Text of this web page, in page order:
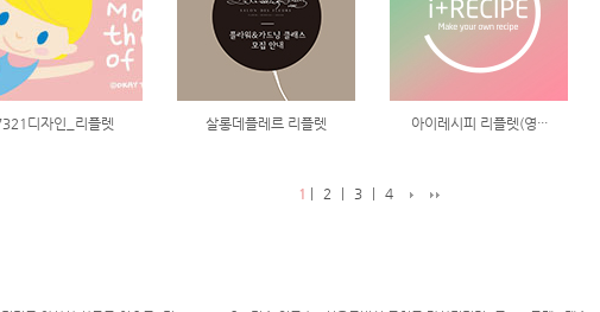
디자인_리플렛 살롱데플레르 리플렛 아이레시피 리플렛(영···
1 2 3 4